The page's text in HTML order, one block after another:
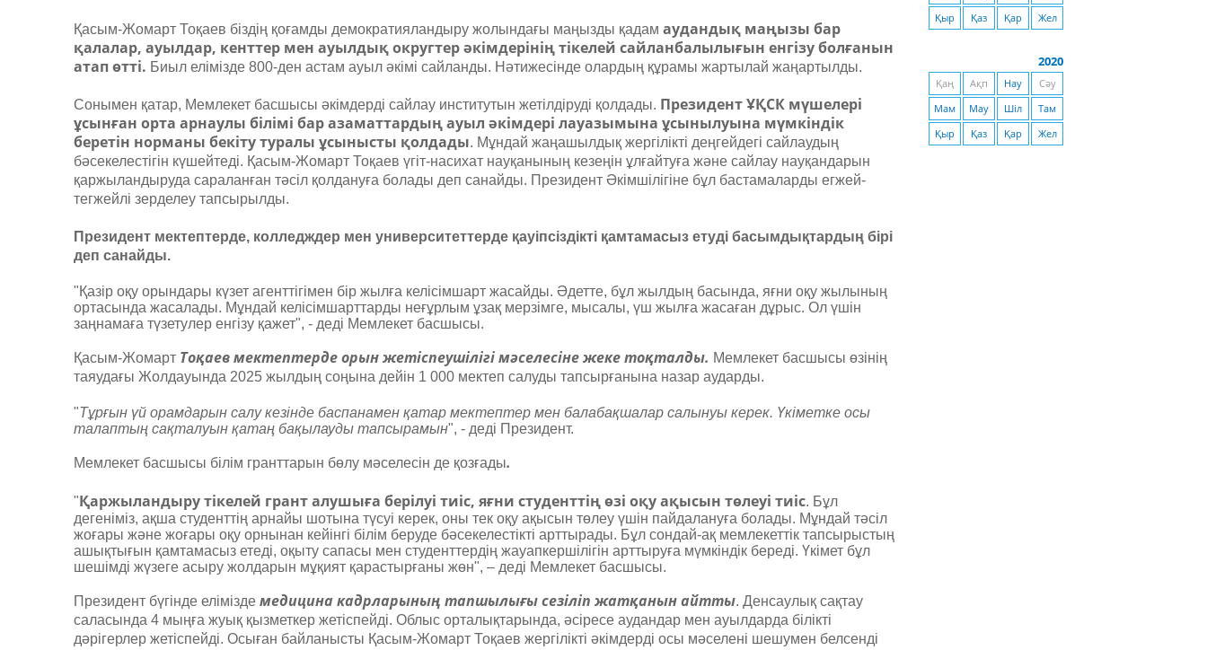
Қасым-Жомарт Тоқаев біздің қоғамды демократияландыру жолындағы маңызды қадам аудандық маңызы бар
қалалар, ауылдар, кенттер мен ауылдық округтер әкімдерінің тікелей сайланбалылығын енгізу болғанын
атап өтті. Биыл елімізде 800-ден астам ауыл әкімі сайланды. Нәтижесінде олардың құрамы жартылай жаңартылды.
Сонымен қатар, Мемлекет басшысы әкімдерді сайлау институтын жетілдіруді қолдады. Президент ҰҚСК мүшелері
ұсынған орта арнаулы білімі бар азаматтардың ауыл әкімдері лауазымына ұсынылуына мүмкіндік
беретін норманы бекіту туралы ұсынысты қолдады. Мұндай жаңашылдық жергілікті деңгейдегі сайлаудың
бәсекелестігін күшейтеді. Қасым-Жомарт Тоқаев үгіт-насихат науқанының кезеңін ұлғайтуға және сайлау науқандарын
қаржыландыруда сараланған тәсіл қолдануға болады деп санайды. Президент Әкімшілігіне бұл бастамаларды егжей-
тегжейлі зерделеу тапсырылды.
Президент мектептерде, колледждер мен университеттерде қауіпсіздікті қамтамасыз етуді басымдықтардың бірі
деп санайды.
"Қазір оқу орындары күзет агенттігімен бір жылға келісімшарт жасайды. Әдетте, бұл жылдың басында, яғни оқу жылының
ортасында жасалады. Мұндай келісімшарттарды неғұрлым ұзақ мерзімге, мысалы, үш жылға жасаған дұрыс. Ол үшін
заңнамаға түзетулер енгізу қажет", - деді Мемлекет басшысы.
Қасым-Жомарт Тоқаев мектептерде орын жетіспеушілігі мәселесіне жеке тоқталды. Мемлекет басшысы өзінің
таяудағы Жолдауында 2025 жылдың соңына дейін 1 000 мектеп салуды тапсырғанына назар аударды.
"Тұрғын үй орамдарын салу кезінде баспанамен қатар мектептер мен балабақшалар салынуы керек. Үкіметке осы
талаптың сақталуын қатаң бақылауды тапсырамын", - деді Президент.
Мемлекет басшысы білім гранттарын бөлу мәселесін де қозғады.
"Қаржыландыру тікелей грант алушыға берілуі тиіс, яғни студенттің өзі оқу ақысын төлеуі тиіс. Бұл
дегеніміз, ақша студенттің арнайы шотына түсуі керек, оны тек оқу ақысын төлеу үшін пайдалануға болады. Мұндай тәсіл
жоғары және жоғары оқу орнынан кейінгі білім беруде бәсекелестікті арттырады. Бұл сондай-ақ мемлекеттік тапсырыстың
ашықтығын қамтамасыз етеді, оқыту сапасы мен студенттердің жауапкершілігін арттыруға мүмкіндік береді. Үкімет бұл
шешімді жүзеге асыру жолдарын мұқият қарастырғаны жөн", – деді Мемлекет басшысы.
Президент бүгінде елімізде медицина кадрларының тапшылығы сезіліп жатқанын айтты. Денсаулық сақтау
саласында 4 мыңға жуық қызметкер жетіспейді. Облыс орталықтарында, әсіресе аудандар мен ауылдарда білікті
дәрігерлер жетіспейді. Осыған байланысты Қасым-Жомарт Тоқаев жергілікті әкімдерді осы мәселені шешумен белсенді
Қыр
Қаз Қар Жел
2020
Қаң Ақп Нау
Сәу
Мам
Мау Шіл
Там
Қыр
Қаз Қар Жел